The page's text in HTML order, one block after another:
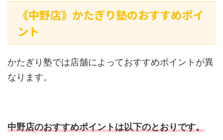
《中野店》かたぎり塾のおすすめポイ
ント
かたぎり塾では店舗によっておすすめポイントが異
なります。
中野店のおすすめポイントは以下のとおりです。